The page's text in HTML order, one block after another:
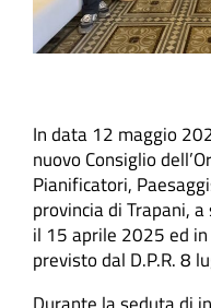
In data 12 maggio
nuovo Consiglio
Pianificatori,
provincia di Trapani,
il 15 aprile 2025 ed
previsto dal D.P.R. 8